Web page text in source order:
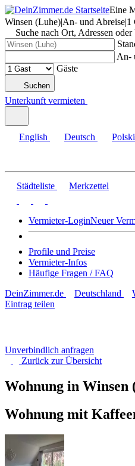
Eine
Winsen (Luhe)|An- und Abreise|1
Suche nach Ort, Adressen
An-
Gäste
Suchen
Unterkunft vermieten
English Deutsch Polski
Städteliste Merkzettel
Vermieter-LoginNeuer
Profile und Preise
Vermieter-Infos
Häufige Fragen / FAQ
DeinZimmer.de
Deutschland
Eintrag teilen
Unverbindlich anfragen
Zurück zurÜbersicht
Wohnung in Winsen
Wohnung mit